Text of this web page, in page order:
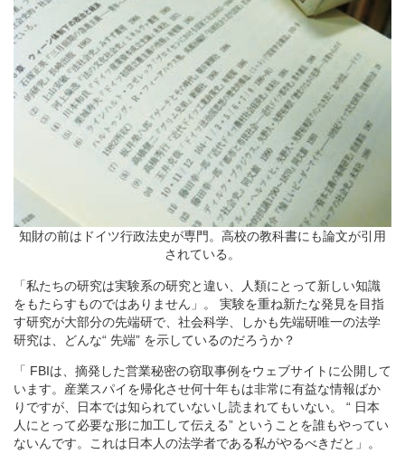
知財の前はドイツ行政法史が専門。高校の教科書にも論文が引用
されている。
「私たちの研究は実験系の研究と違い、人類にとって新しい知識
をもたらすものではありません」。 実験を重ね新たな発見を目指
す研究が大部分の先端研で、社会科学、しかも先端研唯一の法学
研究は、どんな“ 先端” を示しているのだろうか？
「 FBIは、摘発した営業秘密の窃取事例をウェブサイトに公開して
います。産業スパイを帰化させ何十年もは非常に有益な情報ばか
りですが、日本では知られていないし読まれてもいない。 “ 日本
人にとって必要な形に加工して伝える” ということを誰もやってい
ないんです。これは日本人の法学者である私がやるべきだと」。